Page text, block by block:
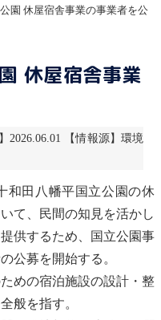
園 休屋宿舎事業の事業者を公
休屋宿舎事業
2026.06.01 【情報源】環境
和田八幡平国立公園の休
て、民間の知見を活かし
供するため、 国立公園事
公募を開始する。
めの宿泊施設の設計・整
般を指す。